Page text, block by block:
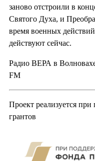
заново отстроили в
Святого Духа, и
время военных
действуют сейчас.
Радио ВЕРА в
FM
Проект реализуется
грантов